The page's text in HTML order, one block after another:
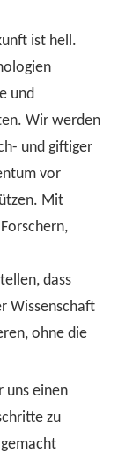
ist hell.
und
Wir werden
und giftiger
vor
Mit
dass
Wissenschaft
ohne die
uns einen
zu